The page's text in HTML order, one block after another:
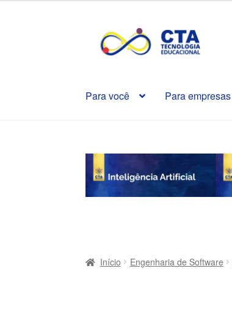
Pular
para
Pular
para
Para você Para empresas
Início Engenharia de Software